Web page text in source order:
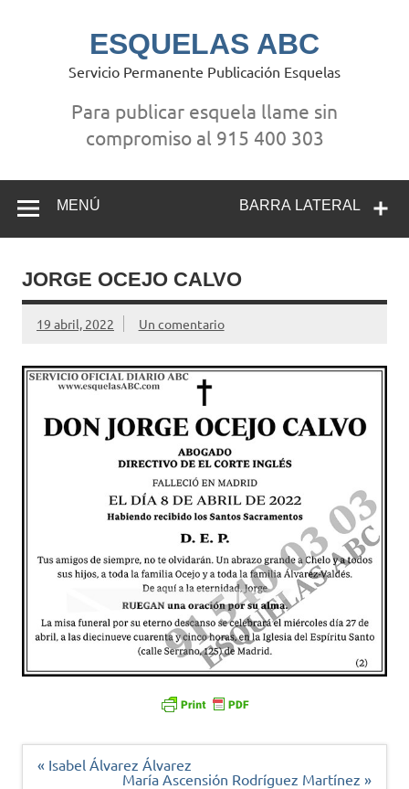
ESQUELAS ABC
Servicio Permanente Publicación Esquelas
Para publicar esquela llame sin
compromiso al 915 400 303
BARRA LATERAL
MENÚ
JORGE OCEJO CALVO
19 abril, 2022 Un comentario
Navegación
« Isabel Álvarez Álvarez
María Ascensión Rodríguez Martínez »